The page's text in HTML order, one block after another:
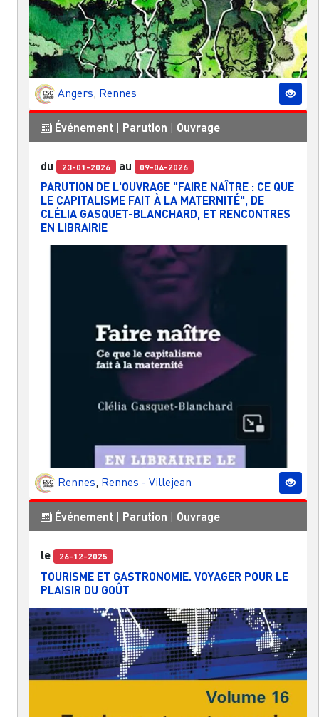
Angers, Rennes
Événement Parution Ouvrage
du 23-01-2026 au 09-04-2026
PARUTION DE L'OUVRAGE "FAIRE NAÎTRE : CE QUE
LE CAPITALISME FAIT À LA MATERNITÉ", DE
CLÉLIA GASQUET-BLANCHARD, ET RENCONTRES
EN LIBRAIRIE
Rennes, Rennes - Villejean
Événement Parution Ouvrage
le 26-12-2025
TOURISME ET GASTRONOMIE. VOYAGER POUR LE
PLAISIR DU GOÛT